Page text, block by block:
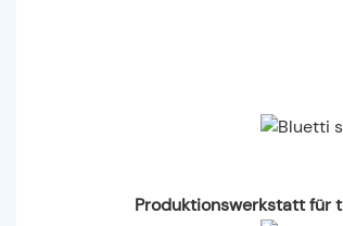
Produktionswerkstatt für